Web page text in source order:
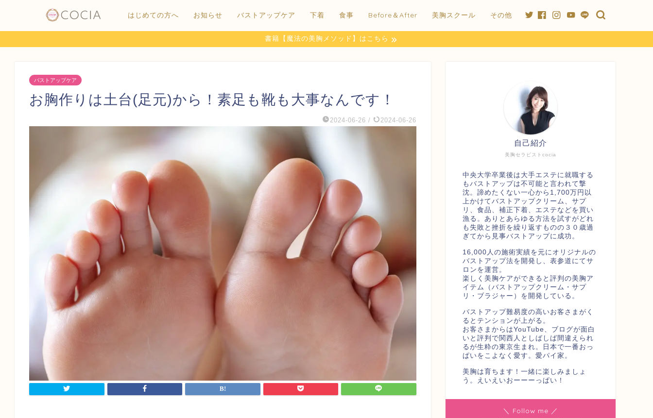
はじめての方へ お知らせ バストアップケア 下着 食事 Before＆After 美胸スクール その他
書籍【魔法の美胸メソッド】はこちら
バストアップケア
お胸作りは土台(足元)から！素足も靴も大事なんです！
2024-06-26 / 2024-06-26
美胸セラピストcocia
自己紹介
中央大学卒業後は大手エステに就職する
もバストアップは不可能と言われて撃
沈。諦めたくない一心から1,700万円以
上かけてバストアップクリーム、サプ
リ、食品、補正下着、エステなどを買い
漁る。ありとあらゆる方法を試すがどれ
も失敗と挫折を繰り返すものの３０歳過
ぎてから見事バストアップに成功。
16,000人の施術実績を元にオリジナルの
バストアップ法を開発し、表参道にてサ
ロンを運営。
楽しく美胸ケアができると評判の美胸ア
イテム（バストアップクリーム・サプ
リ・ブラジャー）を開発している。
バストアップ難易度の高いお客さまがく
るとテンションが上がる。
お客さまからはYouTube、ブログが面白
いと評判で関西人としばしば間違えられ
るが生粋の東京生まれ。日本で一番おっ
ぱいをこよなく愛す。愛パイ家。
美胸は育ちます！一緒に楽しみましょ
う。えいえいおーーーっぱい！
＼ Follow me ／